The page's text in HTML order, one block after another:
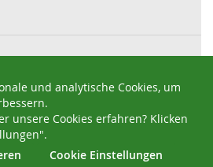
/ Widerruf erklären
und analytische Cookies, um
unsere Cookies erfahren? Klicken
Cookie Einstellungen